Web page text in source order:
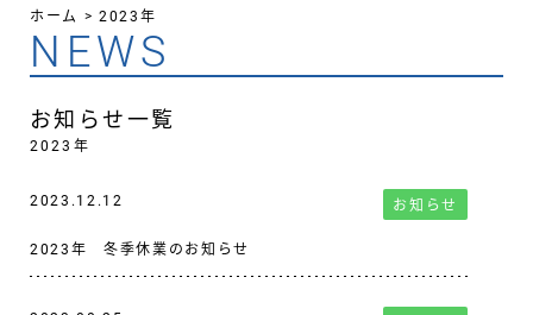
ホーム > 2023年
NEWS
お知らせ一覧
2023年
2023.12.12 お知らせ
2023年 冬季休業のお知らせ